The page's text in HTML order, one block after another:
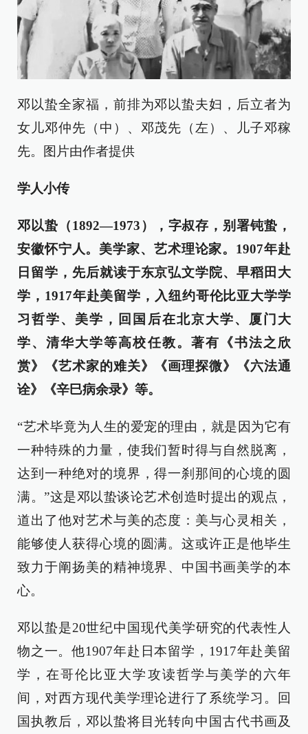
邓以蛰全家福，前排为邓以蛰夫妇，后立者为
女儿邓仲先（中）、邓茂先（左）、儿子邓稼
先。图片由作者提供
学人小传
邓以蛰（1892—1973），字叔存，别署钝蛰，
安徽怀宁人。美学家、艺术理论家。1907年赴
日留学，先后就读于东京弘文学院、早稻田大
学，1917年赴美留学，入纽约哥伦比亚大学学
习哲学、美学，回国后在北京大学、厦门大
学、清华大学等高校任教。著有《书法之欣
赏》《艺术家的难关》《画理探微》《六法通
诠》《辛巳病余录》等。
“艺术毕竟为人生的爱宠的理由，就是因为它有
一种特殊的力量，使我们暂时得与自然脱离，
达到一种绝对的境界，得一刹那间的心境的圆
满。”这是邓以蛰谈论艺术创造时提出的观点，
道出了他对艺术与美的态度：美与心灵相关，
能够使人获得心境的圆满。这或许正是他毕生
致力于阐扬美的精神境界、中国书画美学的本
心。
邓以蛰是20世纪中国现代美学研究的代表性人
物之一。他1907年赴日本留学，1917年赴美留
学，在哥伦比亚大学攻读哲学与美学的六年
间，对西方现代美学理论进行了系统学习。回
国执教后，邓以蛰将目光转向中国古代书画及